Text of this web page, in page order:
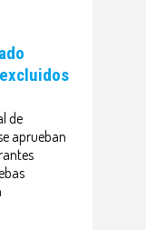
de
aprueban